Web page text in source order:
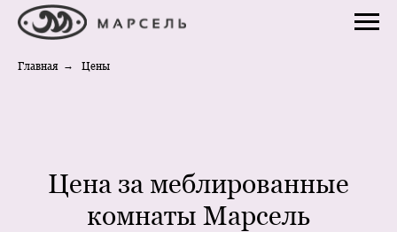
Главная → Цены
Цена за меблированные
комнаты Марсель